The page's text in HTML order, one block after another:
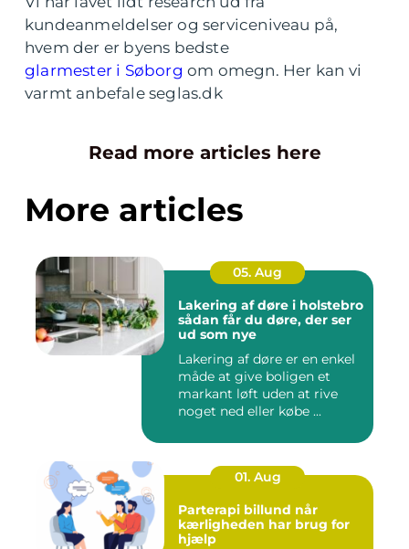
kundeanmeldelser og serviceniveau på,
hvem der er byens bedste
glarmester i Søborg om omegn. Her kan vi
varmt anbefale seglas.dk
Read more articles here
More articles
05. Aug
Lakering af døre i holstebro
sådan får du døre, der ser
ud som nye
Lakering af døre er en enkel
måde at give boligen et
markant løft uden at rive
noget ned eller købe ...
01. Aug
Parterapi billund når
kærligheden har brug for
hjælp